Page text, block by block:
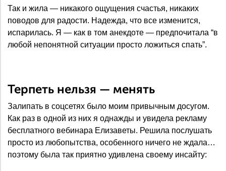
Так и жила — никакого ощущения счастья, никаких
поводов для радости. Надежда, что все изменится,
испарилась. Я — как в том анекдоте — предпочитала “в
любой непонятной ситуации просто ложиться спать”.
Терпеть нельзя — менять
Залипать в соцсетях было моим привычным досугом.
Как раз в одной из них я однажды и увидела рекламу
бесплатного вебинара Елизаветы. Решила послушать
просто из любопытства, особенного ничего не ждала…
поэтому была так приятно удивлена своему инсайту: